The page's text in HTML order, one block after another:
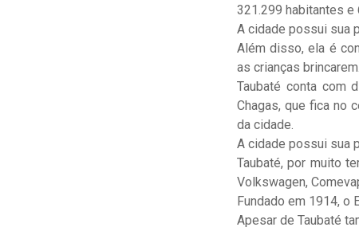
321.299 habitantes e
A cidade possui sua
Além disso, ela é
as crianças brincarem.
Taubaté conta com
Chagas, que fica no
da cidade.
A cidade possui sua
Taubaté, por muito
Volkswagen,
Fundado em 1914, o
Apesar de Taubaté